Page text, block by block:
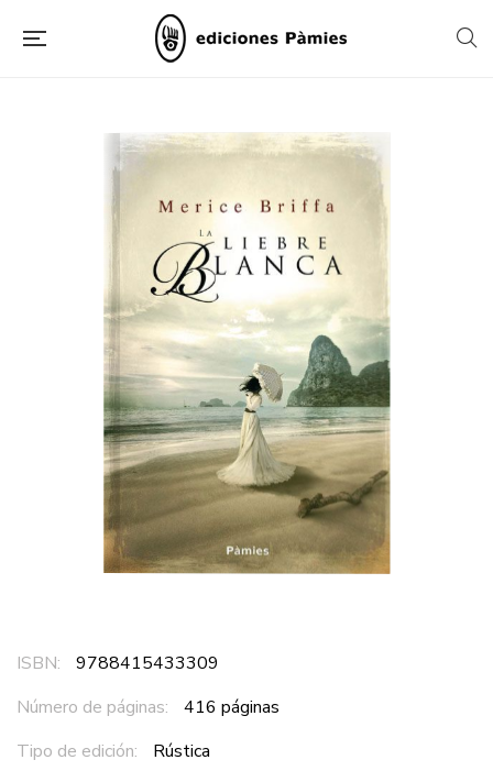
ISBN:
9788415433309
Número de páginas:
416 páginas
Tipo de edición:
Rústica